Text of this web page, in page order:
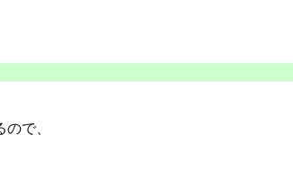
で、